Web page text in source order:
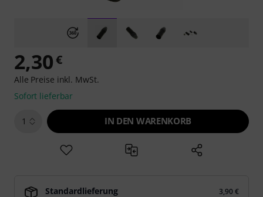
2,30€
Alle Preise inkl. MwSt.
Sofort lieferbar
1 IN DEN WARENKORB
Standardlieferung
3,90 €